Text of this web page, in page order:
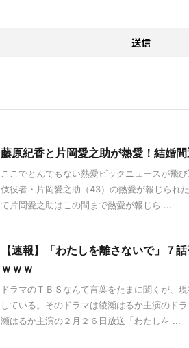
藤原紀香と片岡愛之助が熱愛！結婚間
ここでとんでもない熱愛ビックニュースが飛
伎役者・片岡愛之助（43）の熱愛が報じられ
て片岡愛之助はこの間まで熱愛が報じら ...
【速報】「わたしを離さないで」７
ｗｗｗ
ドラマのＴＢＳなんて言葉をたまに聞くが、
している。そのドラマは綾瀬はるか主演のド
瀬はるか主演の２月２６日放送「わたしを ...